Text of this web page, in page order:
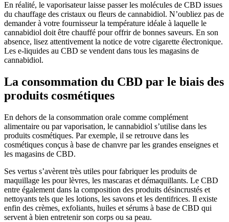
En réalité, le vaporisateur laisse passer les molécules de CBD issues
du chauffage des cristaux ou fleurs de cannabidiol. N’oubliez pas de
demander à votre fournisseur la température idéale à laquelle le
cannabidiol doit être chauffé pour offrir de bonnes saveurs. En son
absence, lisez attentivement la notice de votre cigarette électronique.
Les e-liquides au CBD se vendent dans tous les magasins de
cannabidiol.
La consommation du CBD par le biais des
produits cosmétiques
En dehors de la consommation orale comme complément
alimentaire ou par vaporisation, le cannabidiol s’utilise dans les
produits cosmétiques. Par exemple, il se retrouve dans les
cosmétiques conçus à base de chanvre par les grandes enseignes et
les magasins de CBD.
Ses vertus s’avèrent très utiles pour fabriquer les produits de
maquillage les pour lèvres, les mascaras et démaquillants. Le CBD
entre également dans la composition des produits désincrustés et
nettoyants tels que les lotions, les savons et les dentifrices. Il existe
enfin des crèmes, exfoliants, huiles et sérums à base de CBD qui
servent à bien entretenir son corps ou sa peau.